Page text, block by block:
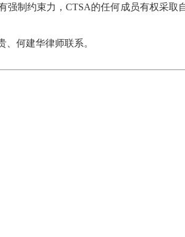
强制约束力，CTSA的任何成员有权采取
何建华律师联系。